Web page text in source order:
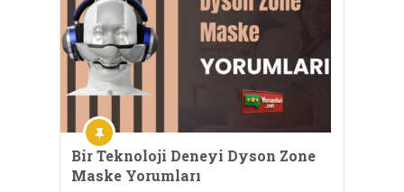
Bir Teknoloji Deneyi Dyson Zone
Maske Yorumları